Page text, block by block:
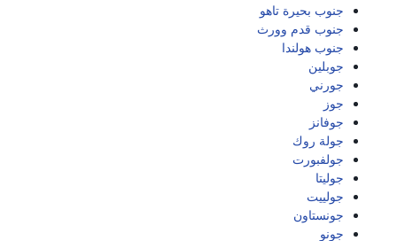
جنوب بحيرة تاهو
جنوب قدم وورث
جنوب هولندا
جوبلين
جورني
جوز
جوفانز
جولة روك
جولفبورت
جوليتا
جولييت
جونستاون
جونو